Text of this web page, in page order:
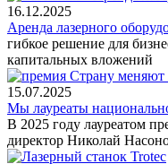
16.12.2025
Аренда лазерного
гибкое решение для
капитальных вложений
15.07.2025
Мы лауреаты
В 2025 году лауреатом
директор Николай